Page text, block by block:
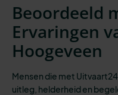
Beoordeeld
Ervaringen
Hoogeveen
Mensen die met
uitleg, helderheid en